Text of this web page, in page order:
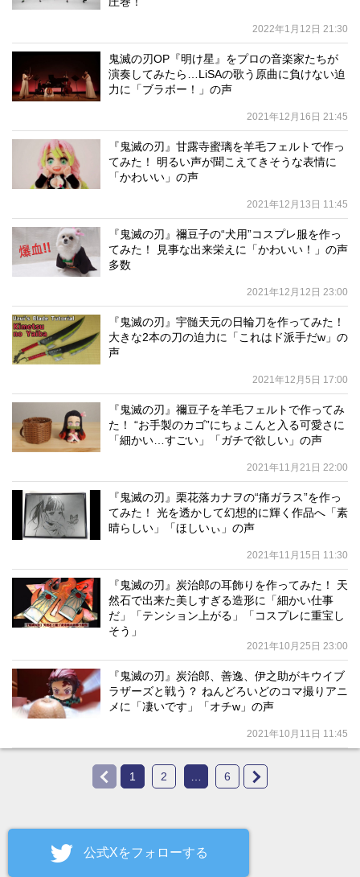
2022年1月12日 21:30
鬼滅の刃OP『明け星』をプロの音楽家たちが
演奏してみたら…LiSAの歌う原曲に負けない迫
力に「ブラボー！」の声
2021年12月16日 21:45
『鬼滅の刃』甘露寺蜜璃を羊毛フェルトで作っ
てみた！ 明るい声が聞こえてきそうな表情に
「かわいい」の声
2021年12月13日 11:45
『鬼滅の刃』禰豆子の“犬用”コスプレ服を作っ
てみた！ 見事な出来栄えに「かわいい！」の声
多数
2021年12月12日 23:00
『鬼滅の刃』宇髄天元の日輪刀を作ってみた！
大きな2本の刀の迫力に「これはド派手だw」の
声
2021年12月5日 17:00
『鬼滅の刃』禰豆子を羊毛フェルトで作ってみ
た！ “お手製のカゴ”にちょこんと入る可愛さに
「細かい…すごい」「ガチで欲しい」の声
2021年11月21日 22:00
『鬼滅の刃』栗花落カナヲの“痛ガラス”を作っ
てみた！ 光を透かして幻想的に輝く作品へ「素
晴らしい」「ほしいぃ」の声
2021年11月15日 11:30
『鬼滅の刃』炭治郎の耳飾りを作ってみた！ 天
然石で出来た美しすぎる造形に「細かい仕事
だ」「テンション上がる」「コスプレに重宝し
そう」
2021年10月25日 23:00
『鬼滅の刃』炭治郎、善逸、伊之助がキウイブ
ラザーズと戦う？ ねんどろいどのコマ撮りアニ
メに「凄いです」「オチw」の声
2021年10月11日 11:45
1 2 … 6
公式Xをフォローする